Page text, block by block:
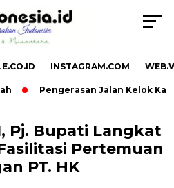
INSTAGRAM.COM
Pengerasan Jalan Kelok
Pj. Bupati Langkat
Pertemuan
PT. HK